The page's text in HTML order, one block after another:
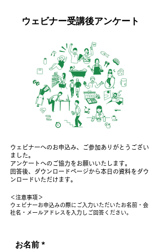
ウェビナー受講後アンケート
ウェビナーへのお申込み、ご参加ありがとうござい
ました。
アンケートへのご協力をお願いいたします。
回答後、ダウンロードページから本日の資料をダウ
ンロードいただけます。
＜​注意事項＞
​ウェビナーお申込みの際にご入力いただいたお名前・会
社名・メールアドレスを入力しご回答ください。
お名前